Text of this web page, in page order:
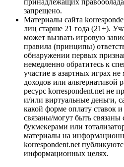
принадлежащих
запрещено.
Материалы сайта
лиц старше 21 года (21+).
может вызвать игровую
правила (принципы)
обнаружении первых
немедленно обратитесь к
участие в азартных играх
доходов или
ресурс korrespondent.net не
и/или виртуальные деньги,
какой форме оплату ставок
связаны/могут быть
букмекерами или
материалы на
korrespondent.net
информационных целях.